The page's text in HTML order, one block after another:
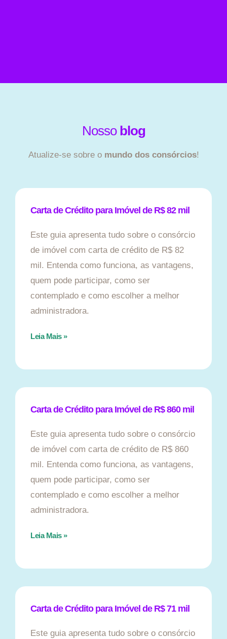
Nosso blog
Atualize-se sobre o mundo dos consórcios!
Carta de Crédito para Imóvel de R$ 82 mil
Este guia apresenta tudo sobre o consórcio
de imóvel com carta de crédito de R$ 82
mil. Entenda como funciona, as vantagens,
quem pode participar, como ser
contemplado e como escolher a melhor
administradora.
Leia Mais »
Carta de Crédito para Imóvel de R$ 860 mil
Este guia apresenta tudo sobre o consórcio
de imóvel com carta de crédito de R$ 860
mil. Entenda como funciona, as vantagens,
quem pode participar, como ser
contemplado e como escolher a melhor
administradora.
Leia Mais »
Carta de Crédito para Imóvel de R$ 71 mil
Este guia apresenta tudo sobre o consórcio